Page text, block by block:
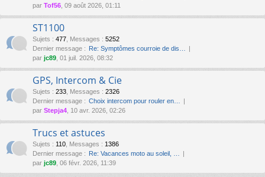
par Tof56 , 09 août 2026, 01:11
ST1100
Sujets : 477 Messages : 5252
Dernier message : Re: Symptômes courroie de dis…
par jc89 , 01 juil. 2026, 08:32
GPS, Intercom & Cie
Sujets : 233 Messages : 2326
Dernier message : Choix intercom pour rouler en…
par Stepja4 , 10 avr. 2026, 02:26
Trucs et astuces
Sujets : 110 Messages : 1386
Dernier message : Re: Vacances moto au soleil, …
par jc89 , 06 févr. 2026, 11:39